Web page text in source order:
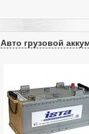
Авто грузовой